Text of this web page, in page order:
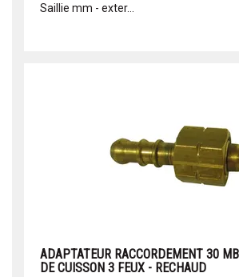
Saillie mm - exter...
ADAPTATEUR RACCORDEMENT 30
DE CUISSON 3 FEUX - RECHAUD